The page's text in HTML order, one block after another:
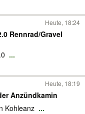
Heute, 18:24
Rennrad/Gravel
...
Heute, 18:19
Anzündkamin
Kohleanz ...